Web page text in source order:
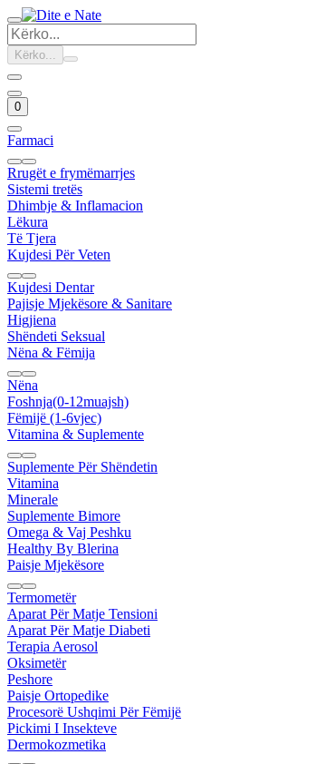
Kërko...
0
Farmaci
Rrugët e frymëmarrjes
Sistemi tretës
Dhimbje & Inflamacion
Lëkura
Të Tjera
Kujdesi Për Veten
Kujdesi Dentar
Pajisje Mjekësore & Sanitare
Higjiena
Shëndeti Seksual
Nëna & Fëmija
Nëna
Foshnja(0-12muajsh)
Fëmijë (1-6vjec)
Vitamina & Suplemente
Suplemente Për Shëndetin
Vitamina
Minerale
Suplemente Bimore
Omega & Vaj Peshku
Healthy By Blerina
Paisje Mjekësore
Termometër
Aparat Për Matje Tensioni
Aparat Për Matje Diabeti
Terapia Aerosol
Oksimetër
Peshore
Paisje Ortopedike
Procesorë Ushqimi Për Fëmijë
Pickimi I Insekteve
Dermokozmetika